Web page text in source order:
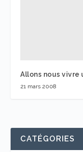
Allons nous vivre
21 mars 2008
CATÉGORIES